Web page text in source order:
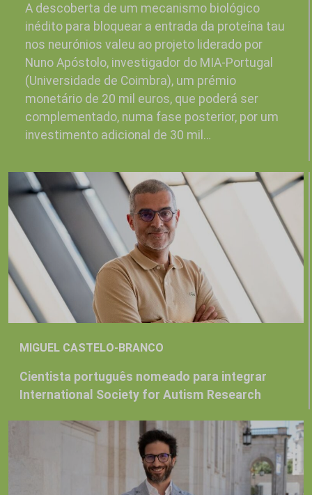
A descoberta de um mecanismo biológico
inédito para bloquear a entrada da proteína tau
nos neurónios valeu ao projeto liderado por
Nuno Apóstolo, investigador do MIA-Portugal
(Universidade de Coimbra), um prémio
monetário de 20 mil euros, que poderá ser
complementado, numa fase posterior, por um
investimento adicional de 30 mil…
MIGUEL CASTELO-BRANCO
Cientista português nomeado para integrar
International Society for Autism Research